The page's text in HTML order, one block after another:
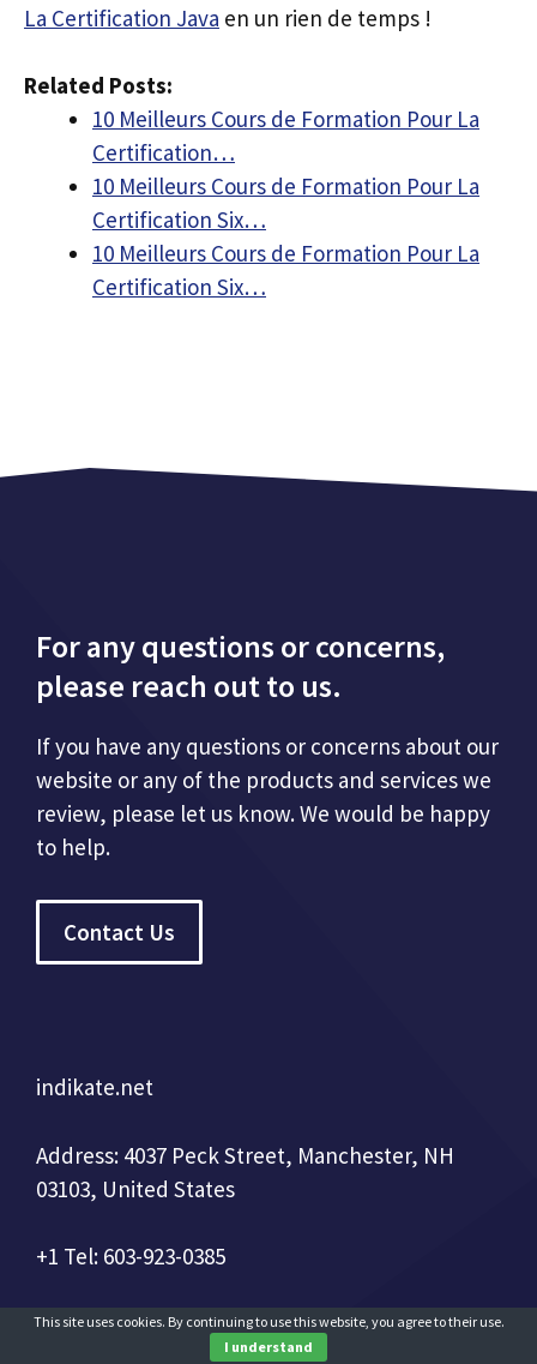
La Certification Java en un rien de temps !
Related Posts:
10 Meilleurs Cours de Formation Pour La
Certification…
10 Meilleurs Cours de Formation Pour La
Certification Six…
10 Meilleurs Cours de Formation Pour La
Certification Six…
For any questions or concerns,
please reach out to us.
If you have any questions or concerns about our
website or any of the products and services we
review, please let us know. We would be happy
to help.
Contact Us
indikate.net
Address: 4037 Peck Street, Manchester, NH
03103, United States
+1 Tel: 603-923-0385
This site uses cookies. By continuing to use this website, you agree to their use.
I understand